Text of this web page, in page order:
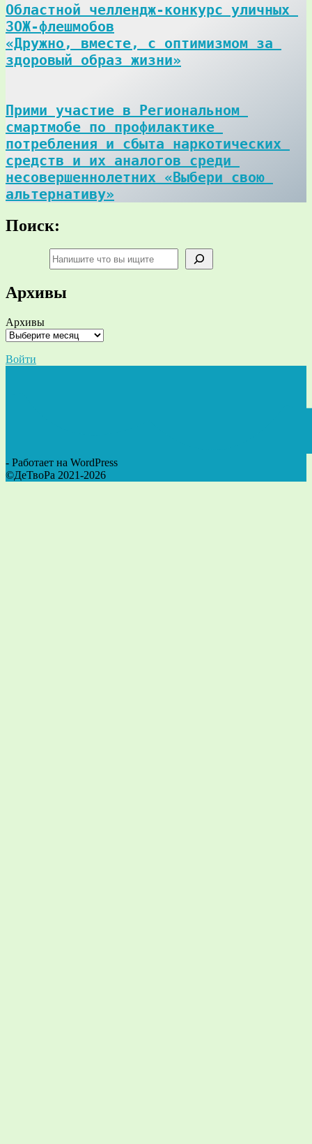
Областной челлендж-конкурс уличных
ЗОЖ-флешмобов
«Дружно, вместе, с оптимизмом за
здоровый образ жизни»
Прими участие в Региональном
смартмобе по профилактике
потребления и сбыта наркотических
средств и их аналогов среди
несовершеннолетних «Выбери свою
альтернативу»
Поиск:
Архивы
Архивы
Войти
- Работает на WordPress
©ДеТвоРа 2021-2026